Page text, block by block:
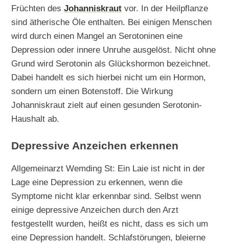
Früchten desJohanniskraut vor. In der Heilpflanze
sind ätherische Öle enthalten. Bei einigen Menschen
wird durch einen Mangel an Serotoninen eine
Depression oder innere Unruhe ausgelöst. Nicht ohne
Grund wird Serotonin als Glückshormon bezeichnet.
Dabei handelt es sich hierbei nicht um ein Hormon,
sondern um einen Botenstoff. Die Wirkung
Johanniskraut zielt auf einen gesunden Serotonin-
Haushalt ab.
Depressive Anzeichen erkennen
Allgemeinarzt Wemding St: Ein Laie ist nicht in der
Lage eine Depression zu erkennen, wenn die
Symptome nicht klar erkennbar sind. Selbst wenn
einige depressive Anzeichen durch den Arzt
festgestellt wurden, heißt es nicht, dass es sich um
eine Depression handelt. Schlafstörungen, bleierne